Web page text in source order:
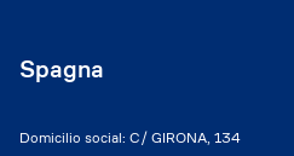
Spagna
Domicilio social: C/ GIRONA, 134